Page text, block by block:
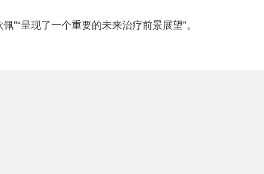
”“呈现了一个重要的未来治疗前景展望”。